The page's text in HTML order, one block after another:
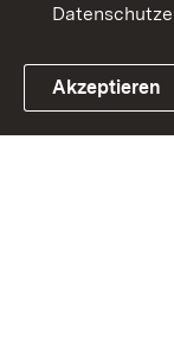
Akzeptieren